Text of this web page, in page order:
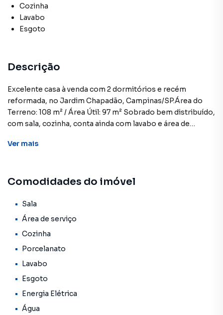
Cozinha
Lavabo
Esgoto
Descrição
Excelente casa à venda com 2 dormitórios e recém
reformada, no Jardim Chapadão, Campinas/SP.Área do
Terreno: 108 m² / Área Útil: 97 m² Sobrado bem distribuído,
com sala, cozinha, conta ainda com lavabo e área de
e comodidade, 1 banheiro social, além de 2 vagas de
**OBS: Os imóveis constantes neste site, estão sujeitos a
disponibilidade. Reservamos o direito de qualquer erro de
digitação.
Ver mais
Comodidades do imóvel
Sala
Área de serviço
Cozinha
Porcelanato
Lavabo
Esgoto
Energia Elétrica
Água